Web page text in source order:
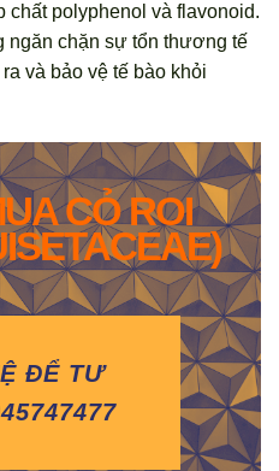
chất polyphenol và flavonoid.
ngăn chặn sự tổn thương tế
và bảo vệ tế bào khỏi
CỎ ROI
ĐỂ TƯ